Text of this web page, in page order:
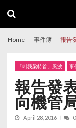
navigation
content
Home 事件簿 報告
「叫我梁特首」風波 事
報告發
向機管
April 28, 2016 0